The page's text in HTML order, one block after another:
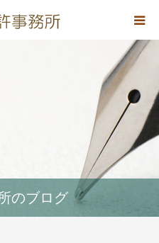
のブログ